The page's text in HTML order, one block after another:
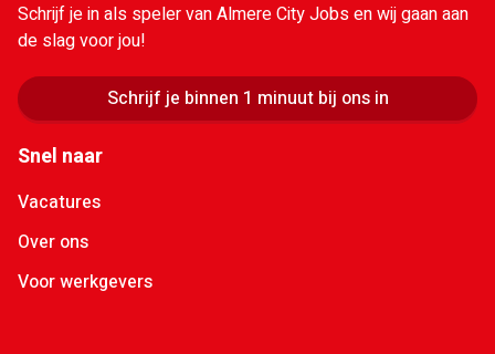
Schrijf je in als speler van Almere City Jobs en wij gaan aan
de slag voor jou!
Schrijf je binnen 1 minuut bij ons in
Snel naar
Vacatures
Over ons
Voor werkgevers